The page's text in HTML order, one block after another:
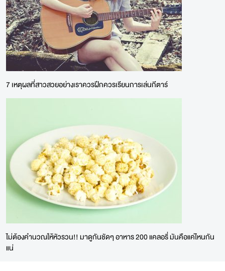
7 เหตุผลที่สาวสวยอย่างเราควรฝึกควรเรียนการเล่นกีตาร์
ไม่ต้องคำนวณให้หัวรวน!! มาดูกันชัดๆ อาหาร 200 แคลอรี่ มันคือแค่ไหนกัน
แน่